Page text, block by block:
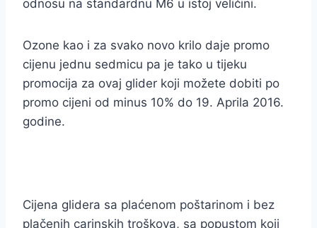
odnosu na standardnu M6 u istoj veličini.
Ozone kao i za svako novo krilo daje promo
cijenu jednu sedmicu pa je tako u tijeku
promocija za ovaj glider koji možete dobiti po
promo cijeni od minus 10% do 19. Aprila 2016.
godine.
Cijena glidera sa plaćenom poštarinom i bez
plačenih carinskih troškova, sa popustom koji